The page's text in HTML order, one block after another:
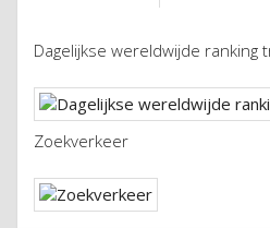
Dagelijkse wereldwijde ranking
Zoekverkeer